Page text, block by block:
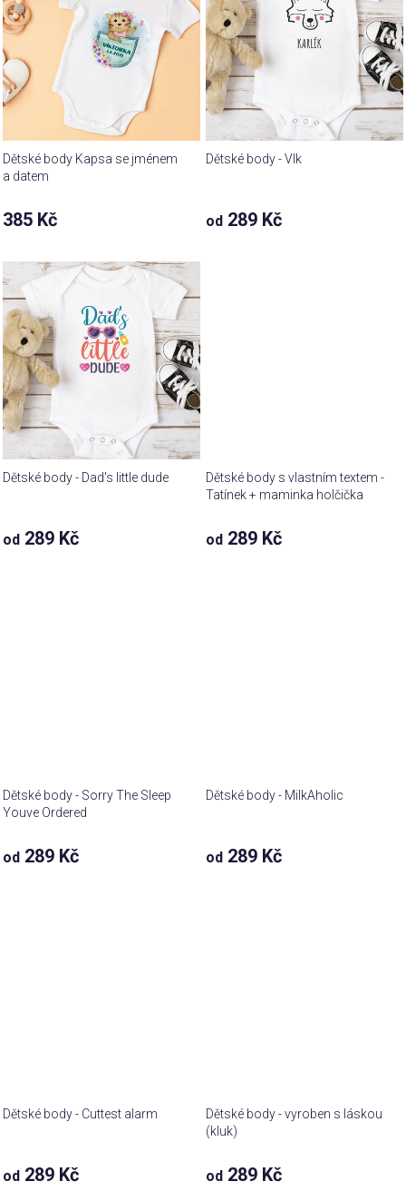
Dětské body Kapsa se jménem
a datem
385 Kč
Dětské body - Vlk
od 289 Kč
Dětské body - Dad's little dude
od 289 Kč
Dětské body s vlastním textem -
Tatínek + maminka holčička
od 289 Kč
Dětské body - Sorry The Sleep
Youve Ordered
od 289 Kč
Dětské body - MilkAholic
od 289 Kč
Dětské body - Cuttest alarm
od 289 Kč
Dětské body - vyroben s láskou
(kluk)
od 289 Kč